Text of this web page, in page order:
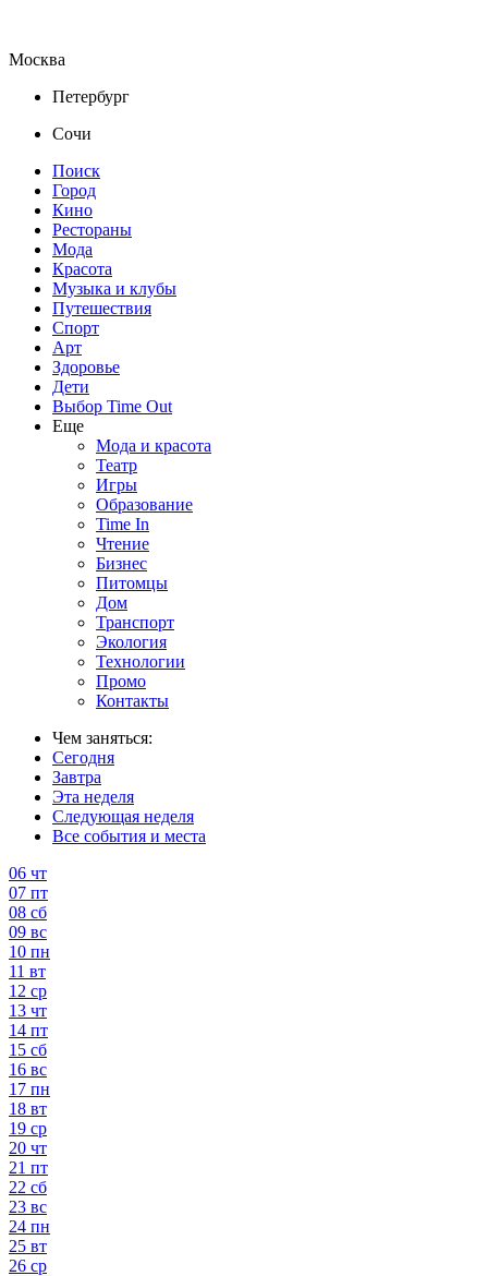
Москва
Петербург
Сочи
Поиск
Город
Кино
Рестораны
Мода
Красота
Музыка и клубы
Путешествия
Спорт
Арт
Здоровье
Дети
Выбор Time Out
Еще
Мода и красота
Театр
Игры
Образование
Time In
Чтение
Бизнес
Питомцы
Дом
Транспорт
Экология
Технологии
Промо
Контакты
Чем заняться:
Сегодня
Завтра
Эта неделя
Следующая неделя
Все события и места
06 чт
07 пт
08 сб
09 вс
10 пн
11 вт
12 ср
13 чт
14 пт
15 сб
16 вс
17 пн
18 вт
19 ср
20 чт
21 пт
22 сб
23 вс
24 пн
25 вт
26 ср